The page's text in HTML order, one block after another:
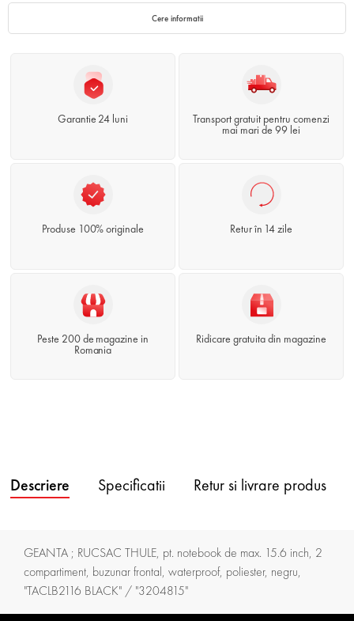
Cere informatii
Garantie 24 luni
Transport gratuit pentru comenzi
mai mari de 99 lei
Produse 100% originale Retur în 14 zile
Peste 200 de magazine in
Romania
Ridicare gratuita din magazine
Descriere Specificatii Retur si livrare produs
GEANTA ; RUCSAC THULE, pt. notebook de max. 15.6 inch, 2
compartiment, buzunar frontal, waterproof, poliester, negru,
"TACLB2116 BLACK" / "3204815"